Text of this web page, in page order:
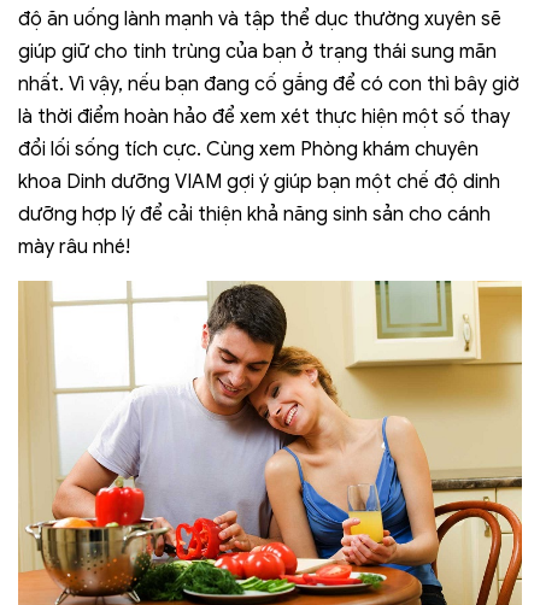
độ ăn uống lành mạnh và tập thể dục thường xuyên sẽ
giúp giữ cho tinh trùng của bạn ở trạng thái sung mãn
nhất. Vì vậy, nếu bạn đang cố gắng để có con thì bây giờ
là thời điểm hoàn hảo để xem xét thực hiện một số thay
đổi lối sống tích cực. Cùng xem Phòng khám chuyên
khoa Dinh dưỡng VIAM gợi ý giúp bạn một chế độ dinh
dưỡng hợp lý để cải thiện khả năng sinh sản cho cánh
mày râu nhé!